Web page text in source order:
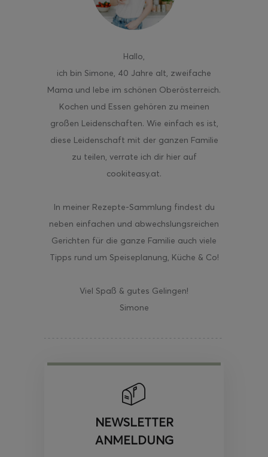
Hallo,
ich bin Simone, 40 Jahre alt, zweifache
Mama und lebe im schönen Oberösterreich.
Kochen und Essen gehören zu meinen
großen Leidenschaften. Wie einfach es ist,
diese Leidenschaft mit der ganzen Familie
zu teilen, verrate ich dir hier auf
cookiteasy.at.
In meiner Rezepte-Sammlung findest du
neben einfachen und abwechslungsreichen
Gerichten für die ganze Familie auch viele
Tipps rund um Speiseplanung, Küche & Co!
Viel Spaß & gutes Gelingen!
Simone
NEWSLETTER
ANMELDUNG